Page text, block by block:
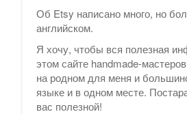
Об Etsy написано много, но
английском.
Я хочу, чтобы вся полезная
этом сайте handmade-
на родном для меня и
языке и в одном месте.
вас полезной!